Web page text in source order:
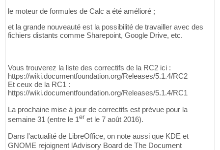
le moteur de formules de Calc a été amélioré ;
et la grande nouveauté est la possibilité de travailler avec des
fichiers distants comme Sharepoint, Google Drive, etc.
Vous trouverez la liste des correctifs de la RC2 ici :
https://wiki.documentfoundation.org/Releases/5.1.4/RC2
Et ceux de la RC1 :
https://wiki.documentfoundation.org/Releases/5.1.4/RC1
La prochaine mise à jour de correctifs est prévue pour la
semaine 31 (entre le 1er et le 7 août 2016).
Dans l'actualité de LibreOffice, on note aussi que KDE et
GNOME rejoignent lAdvisory Board de The Document